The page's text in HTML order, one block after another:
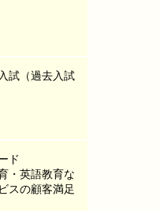
試（過去入試
ド
・英語教育な
スの顧客満足